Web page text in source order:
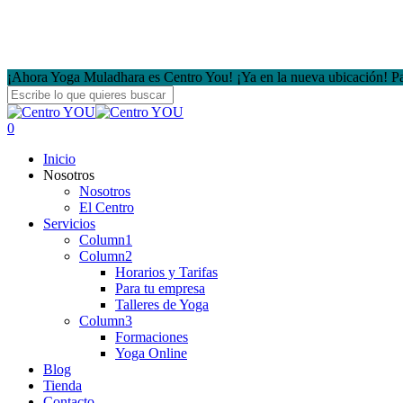
¡Ahora Yoga Muladhara es Centro You! ¡Ya en la nueva ubicación!
Close
Search
search
account
0
Inicio
Nosotros
Nosotros
El Centro
Servicios
Column1
Column2
Horarios y Tarifas
Para tu empresa
Talleres de Yoga
Column3
Formaciones
Yoga Online
Blog
Tienda